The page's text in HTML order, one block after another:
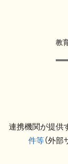
教
連携機関が提供
件等（外